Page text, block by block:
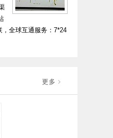
全球互通服务：7*24
更多